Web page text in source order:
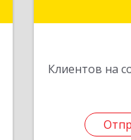
Клиентов на